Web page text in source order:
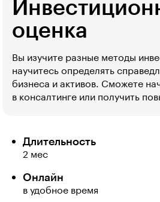
оценка
Вы изучите разные методы
научитесь определять
бизнеса и активов. Сможете
в консалтинге или получить
Длительность
2 мес
Онлайн
в удобное время